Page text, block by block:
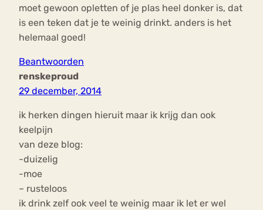
moet gewoon opletten of je plas heel donker is, dat
is een teken dat je te weinig drinkt. anders is het
helemaal goed!
Beantwoorden
renskeproud
29 december, 2014
ik herken dingen hieruit maar ik krijg dan ook
keelpijn
van deze blog:
-duizelig
-moe
– rusteloos
ik drink zelf ook veel te weinig maar ik let er wel